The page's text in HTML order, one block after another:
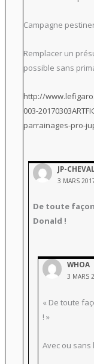
Campagne
Remplacer un
possible sans
http://
003-
parrainages-pro-
JP-
3 MARS
De toute
Donald !
WHOA
3 MARS
« De toute
! »
Avec ou sans